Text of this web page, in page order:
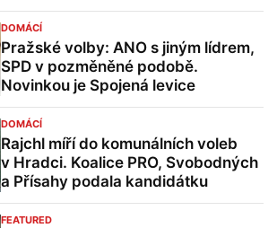
DOMÁCÍ
Pražské volby: ANO s jiným lídrem,
SPD v pozměněné podobě.
Novinkou je Spojená levice
DOMÁCÍ
Rajchl míří do komunálních voleb
v Hradci. Koalice PRO, Svobodných
a Přísahy podala kandidátku
FEATURED